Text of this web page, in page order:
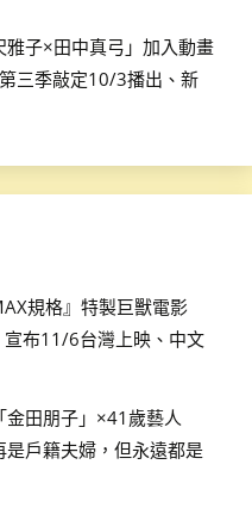
子×田中真弓」加入動畫
三季敲定10/3播出、新
規格』特製巨獸電影
宣布11/6台灣上映、中文
田朋子」×41歲藝人
是戶籍夫婦，但永遠都是